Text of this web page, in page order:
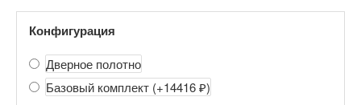
Конфигурация
Дверное полотно
Базовый комплект (+14416 ₽)